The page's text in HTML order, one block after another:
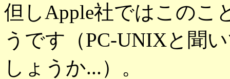
但しApple社ではこのこ
うです（PC-UNIXと聞
しょうか...）。